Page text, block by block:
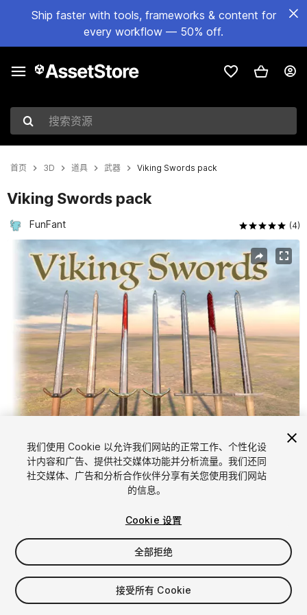
Ship faster with tools, frameworks & content for
every workflow — 50% off.
搜索资源
首页 3D 道具 武器 Viking Swords pack
Viking Swords pack
FunFant (4)
当前幻灯片：1 / 4
1/4
FREE
in the past week
我们使用 Cookie 以允许我们网站的正常工作、个性化设
计内容和广告、提供社交媒体功能并分析流量。我们还同
社交媒体、广告和分析合作伙伴分享有关您使用我们网站
的信息。
Cookie 设置
全部拒绝
接受所有 Cookie